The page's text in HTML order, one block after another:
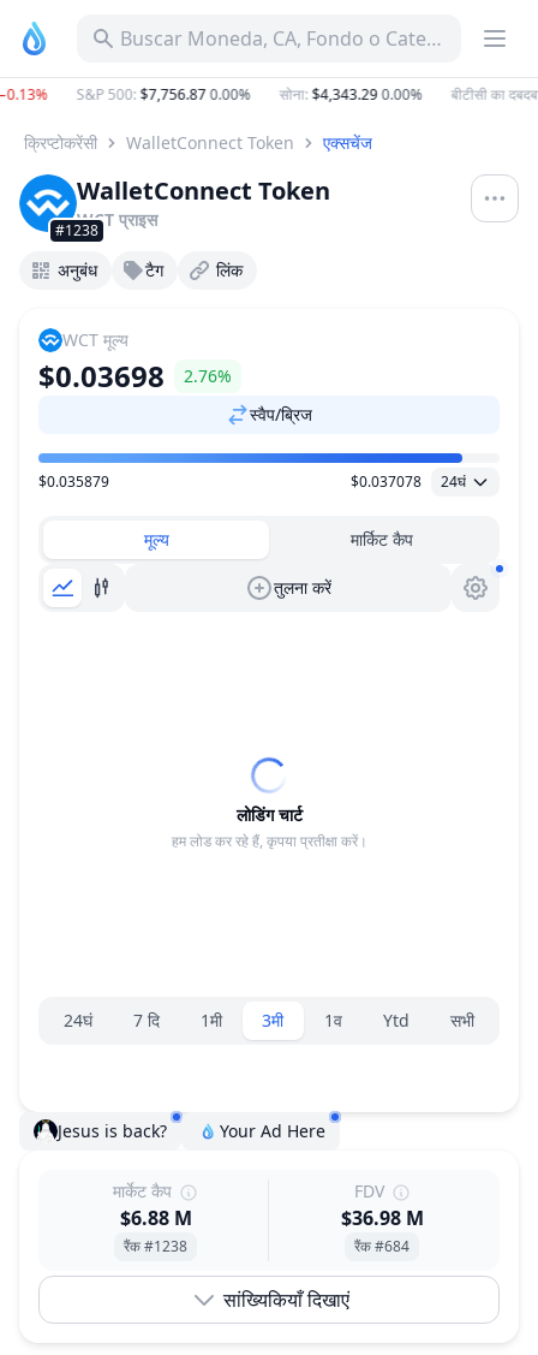
Buscar Moneda, CA, Fondo o Categoría
S&P 500:$7,756.870.00% सोना:$4,343.290.00% बीटीसी का दबदबा
क्रिप्टोकरेंसी WalletConnect Token एक्सचेंज
#1238
WalletConnect Token
WCT प्राइस
अनुबंध टैग लिंक
WCT मूल्य
$0.03698
2.76%
स्वैप/ब्रिज
मूल्य सीमा
$0.035879 $0.037078 24घं
मूल्य मार्किट कैप
तुलना करें
लोडिंग चार्ट
हम लोड कर रहे हैं, कृपया प्रतीक्षा करें।
रेंज चयनकर्ता।
24घं 7 दि 1मी 3मी 1व Ytd सभी
Jesus is back? Your Ad Here
मार्केट कैप
$6.88 M
रैंक #1238
FDV
$36.98 M
रैंक #684
सांख्यिकियाँ दिखाएं